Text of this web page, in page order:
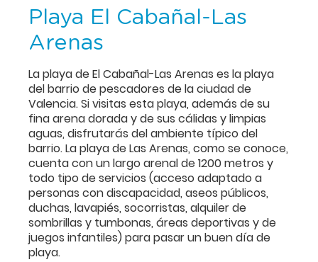
Playa El Cabañal-Las
Arenas
La playa de El Cabañal-Las Arenas es la playa
del barrio de pescadores de la ciudad de
Valencia. Si visitas esta playa, además de su
fina arena dorada y de sus cálidas y limpias
aguas, disfrutarás del ambiente típico del
barrio. La playa de Las Arenas, como se conoce,
cuenta con un largo arenal de 1200 metros y
todo tipo de servicios (acceso adaptado a
personas con discapacidad, aseos públicos,
duchas, lavapiés, socorristas, alquiler de
sombrillas y tumbonas, áreas deportivas y de
juegos infantiles) para pasar un buen día de
playa.